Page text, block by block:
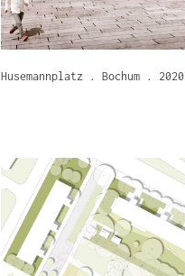
Husemannplatz . Bochum . 2020